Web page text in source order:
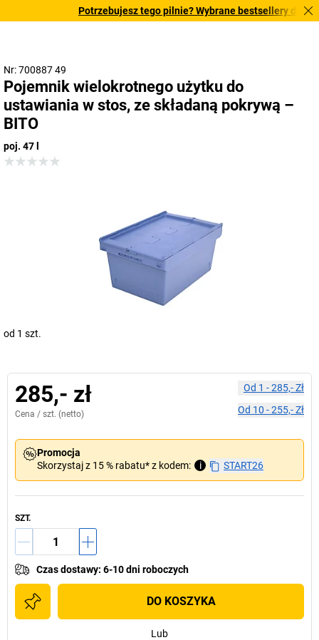
Potrzebujesz tego pilnie? Wybrane bestsellery
Nr: 700887 49
Pojemnik wielokrotnego użytku do
ustawiania w stos, ze składaną pokrywą –
BITO
poj. 47 l
od 1 szt.
285,- zł
Cena / szt. (netto)
Od 1 -285,- Zł
Od 10 -255,- Zł
Promocja
Skorzystaj z 15 % rabatu* z kodem:
i START26
SZT.
Czas dostawy: 6-10 dni roboczych
DO KOSZYKA
Lub